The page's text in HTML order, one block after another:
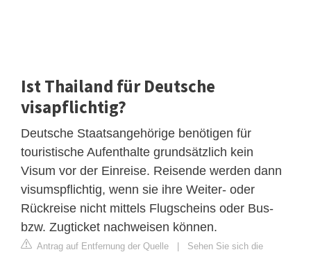
Ist Thailand für Deutsche
visapflichtig?
Deutsche Staatsangehörige benötigen für
touristische Aufenthalte grundsätzlich kein
Visum vor der Einreise. Reisende werden dann
visumspflichtig, wenn sie ihre Weiter- oder
Rückreise nicht mittels Flugscheins oder Bus-
bzw. Zugticket nachweisen können.
Antrag auf Entfernung der Quelle | Sehen Sie sich die